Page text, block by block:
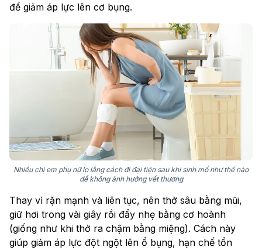
để giảm áp lực lên cơ bụng.
Nhiều chị em phụ nữ lo lắng cách đi đại tiện sau khi sinh mổ như thế nào
để không ảnh hưởng vết thương
Thay vì rặn mạnh và liên tục, nên thở sâu bằng mũi,
giữ hơi trong vài giây rồi đẩy nhẹ bằng cơ hoành
(giống như khi thở ra chậm bằng miệng). Cách này
giúp giảm áp lực đột ngột lên ổ bụng, hạn chế tổn